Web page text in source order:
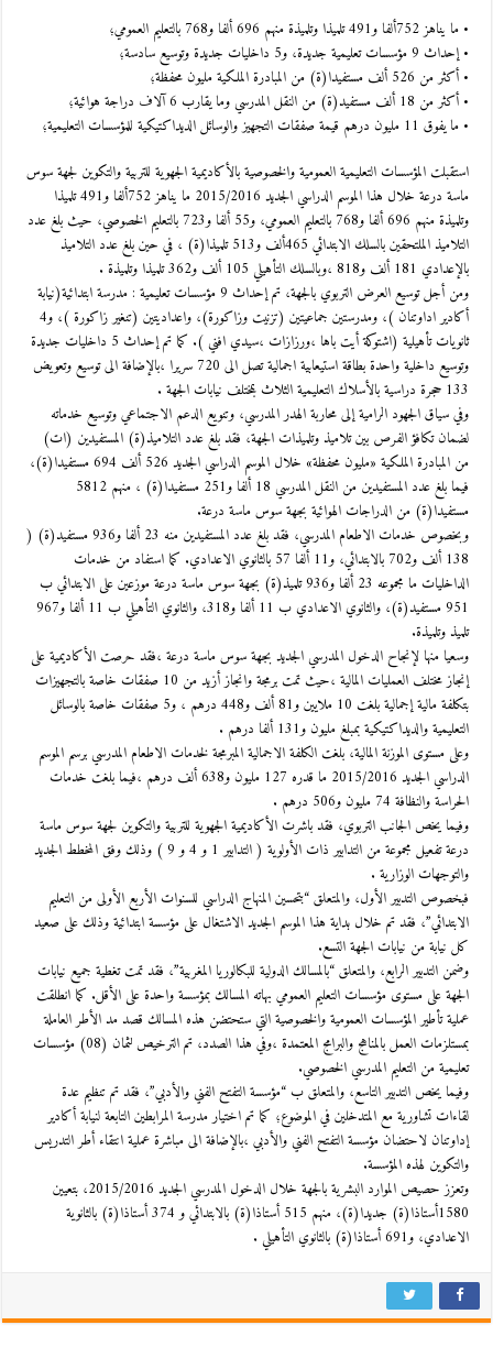
• ما يناهز 752ألفا و491 تلميذا وتلميذة منهم 696 ألفا و768 بالتعليم العمومي؛
• إحداث 9 مؤسسات تعليمية جديدة، و5 داخليات جديدة وتوسيع سادسة؛
• أكثر من 526 ألف مستفيدا(ة) من المبادرة الملكية مليون محفظة؛
• أكثر من 18 ألف مستفيد(ة) من النقل المدرسي وما يقارب 6 آلاف دراجة هوائية؛
• ما يفوق 11 مليون درهم قيمة صفقات التجهيز والوسائل الديداكتيكية للمؤسسات التعليمية؛
استقبلت المؤسسات التعليمية العمومية والخصوصية بالأكاديمية الجهوية للتربية والتكوين لجهة سوس
ماسة درعة خلال هذا الموسم الدراسي الجديد 2015/2016 ما يناهز 752ألفا و491 تلميذا
وتلميذة منهم 696 ألفا و768 بالتعليم العمومي، و55 ألفا و723 بالتعليم الخصوصي، حيث بلغ عدد
التلاميذ الملتحقين بالسلك الابتدائي 465ألف و513 تلميذا(ة) ، في حين بلغ عدد التلاميذ
بالإعدادي 181 ألف و818 ،وبالسلك التأهيلي 105 ألف و362 تلميذا وتلميذة .
ومن أجل توسيع العرض التربوي بالجهة، تم إحداث 9 مؤسسات تعليمية : مدرسة ابتدائية(نيابة
أكادير اداوتنان )، ومدرستين جماعيتين (تزنيت وزاكورة)، واعداديتين (تنغير زاكورة )، و4
ثانويات تأهيلية (اشتوكة أيت باها ،ورزازات ،سيدي افني ). كما تم إحداث 5 داخليات جديدة
وتوسيع داخلية واحدة بطاقة استيعابية اجمالية تصل الى 720 سريرا ،بالإضافة الى توسيع وتعويض
133 حجرة دراسية بالأسلاك التعليمية الثلاث بمختلف نيابات الجهة .
وفي سياق الجهود الرامية إلى محاربة الهدر المدرسي، وتنويع الدعم الاجتماعي وتوسيع خدماته
لضمان تكافؤ الفرص بين تلاميذ وتلميذات الجهة، فقد بلغ عدد التلاميذ(ة) المستفيدين (ات)
من المبادرة الملكية «مليون محفظة» خلال الموسم الدراسي الجديد 526 ألف 694 مستفيدا(ة)،
فيما بلغ عدد المستفيدين من النقل المدرسي 18 ألفا و251 مستفيدا(ة) ، منهم 5812
مستفيدا(ة) من الدراجات الهوائية بجهة سوس ماسة درعة.
وبخصوص خدمات الاطعام المدرسي، فقد بلغ عدد المستفيدين منه 23 ألفا و936 مستفيد(ة) (
138 ألف و702 بالابتدائي، و11 ألفا 57 بالثانوي الاعدادي. كما استفاد من خدمات
الداخليات ما مجموعه 23 ألفا و936 تلميذ(ة) بجهة سوس ماسة درعة موزعين على الابتدائي ب
951 مستفيد(ة)، والثانوي الاعدادي ب 11 ألفا و318، والثانوي التأهيلي ب 11 ألفا و967
تلميذ وتلميذة.
وسعيا منها لإنجاح الدخول المدرسي الجديد بجهة سوس ماسة درعة ،فقد حرصت الأكاديمية على
إنجاز مختلف العمليات المالية ،حيث تمت برمجة وانجاز أزيد من 10 صفقات خاصة بالتجهيزات
بتكلفة مالية إجمالية بلغت 10 ملايين و81 ألف و448 درهم ، و5 صفقات خاصة بالوسائل
التعليمية والديداكتيكية بمبلغ مليون و131 ألفا درهم .
وعلى مستوى الموزنة المالية، بلغت الكلفة الاجمالية المبرمجة لخدمات الاطعام المدرسي برسم الموسم
الدراسي الجديد 2015/2016 ما قدره 127 مليون و638 ألف درهم ،فيما بلغت خدمات
الحراسة والنظافة 74 مليون و506 درهم .
وفيما يخص الجانب التربوي، فقد باشرت الأكاديمية الجهوية للتربية والتكوين لجهة سوس ماسة
درعة تفعيل مجموعة من التدابير ذات الأولوية ( التدابير 1 و 4 و 9 ) وذلك وفق المخطط الجديد
والتوجهات الوزارية .
فبخصوص التدبير الأول، والمتعلق “بتحسين المنهاج الدراسي للسنوات الأربع الأولى من التعليم
الابتدائي”، فقد تم خلال بداية هذا الموسم الجديد الاشتغال على مؤسسة ابتدائية وذلك على صعيد
كل نيابة من نيابات الجهة التسع.
وضمن التدبير الرابع، والمتعلق “بالمسالك الدولية للبكالوريا المغربية”، فقد تمت تغطية جميع نيابات
الجهة على مستوى مؤسسات التعليم العمومي بهاته المسالك بمؤسسة واحدة على الأقل. كما انطلقت
عملية تأطير المؤسسات العمومية والخصوصية التي ستحتضن هذه المسالك قصد مد الأطر العاملة
بمستلزمات العمل بالمناهج والبرامج المعتمدة ،وفي هذا الصدد، تم الترخيص لثمان (08) مؤسسات
تعليمية من التعليم المدرسي الخصوصي.
وفيما يخص التدبير التاسع، والمتعلق ب “مؤسسة التفتح الفني والأدبي”، فقد تم تنظيم عدة
لقاءات تشاورية مع المتدخلين في الموضوع؛ كما تم اختيار مدرسة المرابطين التابعة لنيابة أكادير
إداوتنان لاحتضان مؤسسة التفتح الفني والأدبي ،بالإضافة الى مباشرة عملية انتقاء أطر التدريس
والتكوين لهذه المؤسسة.
وتعزز حصيص الموارد البشرية بالجهة خلال الدخول المدرسي الجديد 2015/2016، بتعيين
1580أستاذا(ة) جديدا(ة)، منهم 515 أستاذا(ة) بالابتدائي و 374 أستاذا(ة) بالثانوية
الاعدادي، و691 أستاذا(ة) بالثانوي التأهيلي .